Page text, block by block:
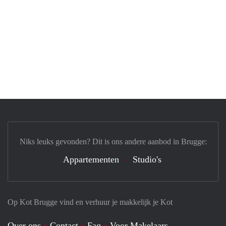
Op Kot Brugge vind en verhuur je makkelijk je Kot
Niks leuks gevonden? Dit is ons andere aanbod in Brugge:
Appartementen Studio's